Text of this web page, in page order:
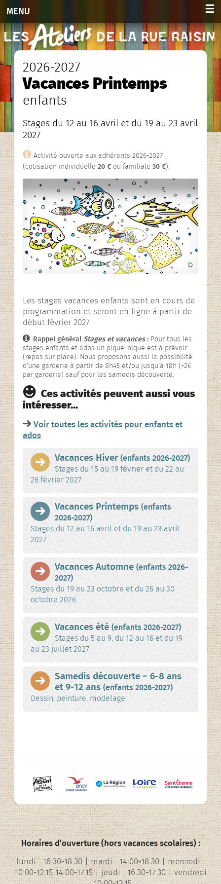
MENU ☰
Accueil
Activités
Adultes 2026-2027
Planning hebdo. 2026-2027
Agenda des stages
Agenda
Infos et contacts
L’association
Rencontres contées
En images…
2026-2027
Vacances Printemps
enfants
Stages du 12 au 16 avril et du 19 au 23 avril
2027
Activité ouverte aux adhérents 2026-2027
(cotisation individuelle 20 € ou familiale 30 €).
Les stages vacances enfants sont en cours de
programmation et seront en ligne à partir de
début février 2027
Rappel général Stages et vacances: Pour tous les
stages enfants et ados un pique-nique est à prévoir
(repas sur place). Nous proposons aussi la possibilité
d’une garderie à partir de 8h45 et/ou jusqu’à 18h (+2€
par garderie) sauf pour les samedis découverte.
Ces activités peuvent aussi vous
intéresser…
Voir toutes les activités pour enfants et
ados
Vacances Hiver (enfants 2026-2027)
Stages du 15 au 19 février et du 22 au
26 février 2027
Vacances Printemps (enfants
2026-2027)
Stages du 12 au 16 avril et du 19 au 23 avril
2027
Vacances Automne (enfants 2026-
2027)
Stages du 19 au 23 octobre et du 26 au 30
octobre 2026
Vacances été (enfants 2026-2027)
Stages du 5 au 9, du 12 au 16 et du 19
au 23 juillet 2027
Samedis découverte ~ 6-8 ans
et 9-12 ans (enfants 2026-2027)
Dessin, peinture, modelage
Horaires d’ouverture (hors vacances scolaires) :
lundi : 16:30-18:30 | mardi : 14:00-18:30 | mercredi :
10:00-12:15 14:00-17:15 | jeudi : 16:30-17:30 | vendredi